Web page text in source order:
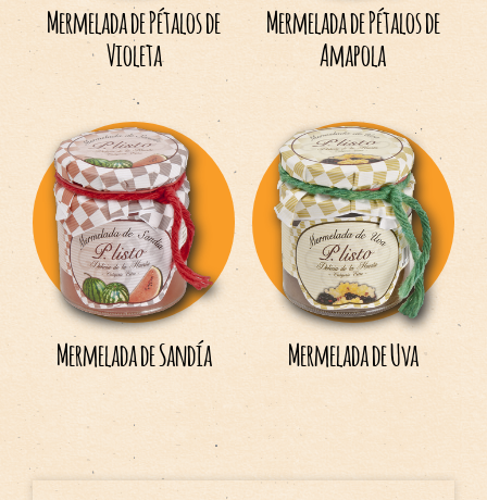
Mermelada de Pétalos de
Violeta
Mermelada de Pétalos de
Amapola
Mermelada de Sandía Mermelada de Uva